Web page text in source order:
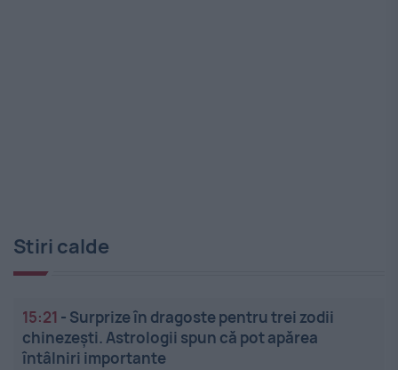
Stiri calde
15:21 - Surprize în dragoste pentru trei zodii
chinezești. Astrologii spun că pot apărea
întâlniri importante